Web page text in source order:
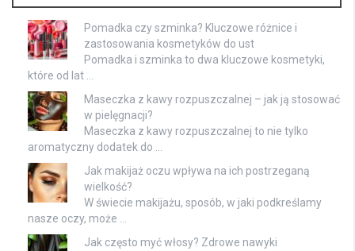
Pomadka czy szminka? Kluczowe różnice i
zastosowania kosmetyków do ust
Pomadka i szminka to dwa kluczowe kosmetyki,
które od lat …
Maseczka z kawy rozpuszczalnej – jak ją stosować
w pielęgnacji?
Maseczka z kawy rozpuszczalnej to nie tylko
aromatyczny dodatek do …
Jak makijaż oczu wpływa na ich postrzeganą
wielkość?
W świecie makijażu, sposób, w jaki podkreślamy
nasze oczy, może …
Jak często myć włosy? Zdrowe nawyki